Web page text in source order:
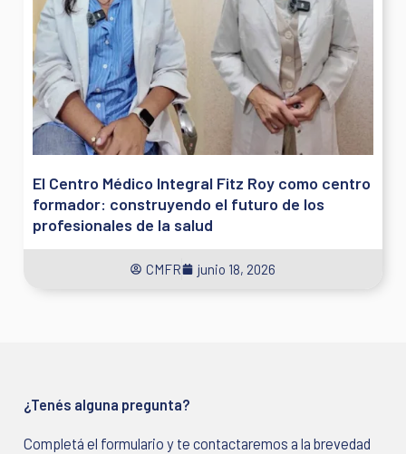
El Centro Médico Integral Fitz Roy como centro
formador: construyendo el futuro de los
profesionales de la salud
CMFR junio 18, 2026
¿Tenés alguna pregunta?
Completá el formulario y te contactaremos a la brevedad